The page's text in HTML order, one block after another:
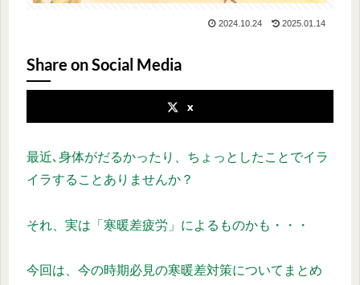
2024.10.24 2025.01.14
Share on Social Media
x
最近､身体がだるかったり、ちょっとしたことでイラ
イラすることありませんか？
それ、実は「寒暖差疲労」によるものかも・・・
今回は、今の時期必見の寒暖差対策についてまとめ